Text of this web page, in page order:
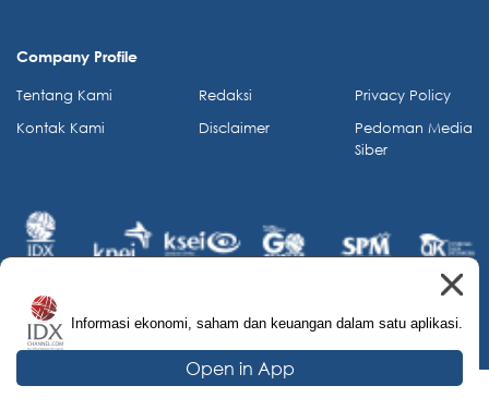
Informasi ekonomi, saham dan keuangan dalam satu aplikasi.
Open in App
Company Profile
Tentang Kami
Kontak Kami
Redaksi
Disclaimer
Privacy Policy
Pedoman Media
Siber
© 2026 IDX Channel. All Rights Reserved.